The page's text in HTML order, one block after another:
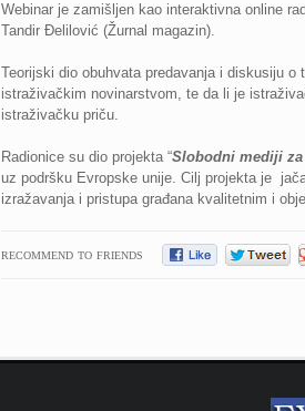
Webinar je zamišljen kao interaktivna online
Tandir Đelilović (Žurnal magazin).
Teorijski dio obuhvata predavanja i diskusiju
istraživačkim novinarstvom, te da li je
istraživačku priču.
Radionice su dio projekta “Slobodni mediji
uz podršku Evropske unije. Cilj projekta je
izražavanja i pristupa građana kvalitetnim i
RECOMMEND TO FRIENDS